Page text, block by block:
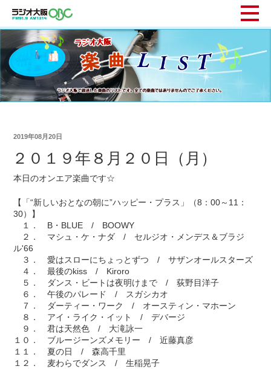
2019年08月20日
２０１９年８月２０日（月）
本日のオンエア楽曲です☆
【「“新しいおとなの朝に”ハッピー・プラス」（8：00～11：
30）】
１． B・BLUE / BOOWY
２． マシュ・ケ・ナダ / セルジオ・メンデス＆ブラジ
ル'66
３． 愛はスローにちょっとずつ / サザンオールスターズ
４． 最後のkiss / Kiroro
５． ダンス・ビートは夜明けまで / 荻野目洋子
６． 午後のパレード / スガシカオ
７． ダーティー・ワーク / オースティン・マホーン
８． アイ・ライク・イット / デバージ
９． 君は天然色 / 大滝詠一
１０． ブルージーンズメモリー / 近藤真彦
１１． 夏の日 / 森高千里
１２． 麦わらでダンス / 生稲晃子